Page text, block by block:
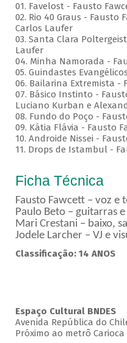
01. Favelost - Fausto
02. Rio 40 Graus - Fausto
Carlos Laufer
03. Santa Clara
Laufer
04. Minha Namorada -
05. Guindastes
06. Bailarina Extremista -
07. Básico Instinto -
Luciano Kurban e
08. Fundo do Poço -
09. Kátia Flávia - Fausto
10. Androide Nissei -
11. Drops de Istambul -
Ficha Técnica
Fausto Fawcett – voz e
Paulo Beto – guitarras
Mari Crestani – baixo,
Jodele Larcher – VJ e
Classificação: 14 ANOS
Espaço Cultural BNDES
Avenida República do
Próximo ao metrô Carioca